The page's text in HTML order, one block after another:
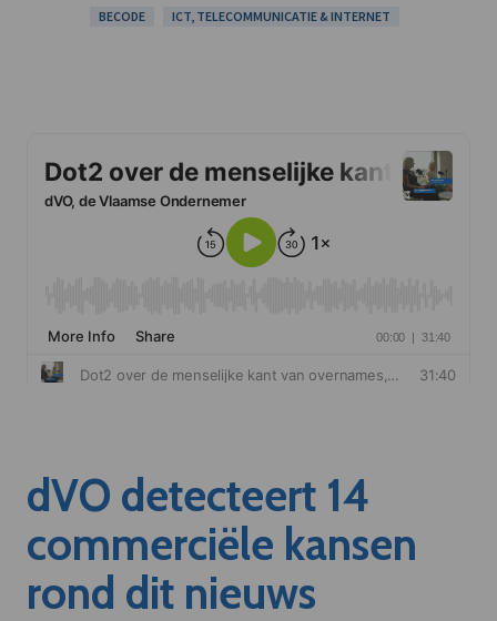
BECODE ICT, TELECOMMUNICATIE & INTERNET
dVO detecteert 14
commerciële kansen
rond dit nieuws